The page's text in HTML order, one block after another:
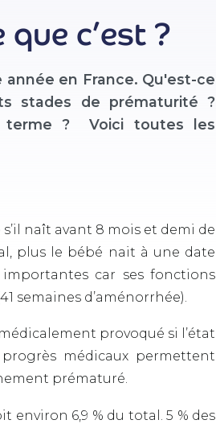
c’est ?
en France. Qu'est-ce
stades de prématurité ?
terme ? Voici toutes les
s’il naît avant 8 mois et demi de
plus le bébé nait à une date
car ses fonctions
semaines d’aménorrhée).
provoqué si l’état
médicaux permettent
prématuré.
environ 6,9 % du total. 5 % des